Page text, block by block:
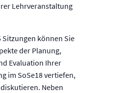
Lehrveranstaltung
Sitzungen können Sie
der Planung,
Evaluation Ihrer
im SoSe18 vertiefen,
Neben